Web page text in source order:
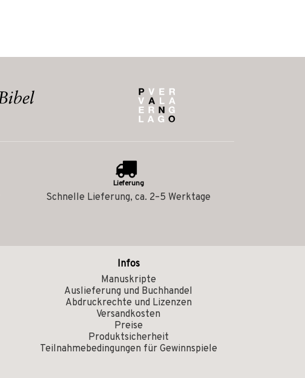
Lieferung
Schnelle Lieferung, ca. 2–5 Werktage
Infos
Manuskripte
Auslieferung und Buchhandel
Abdruckrechte und Lizenzen
Versandkosten
Preise
Produktsicherheit
Teilnahmebedingungen für Gewinnspiele